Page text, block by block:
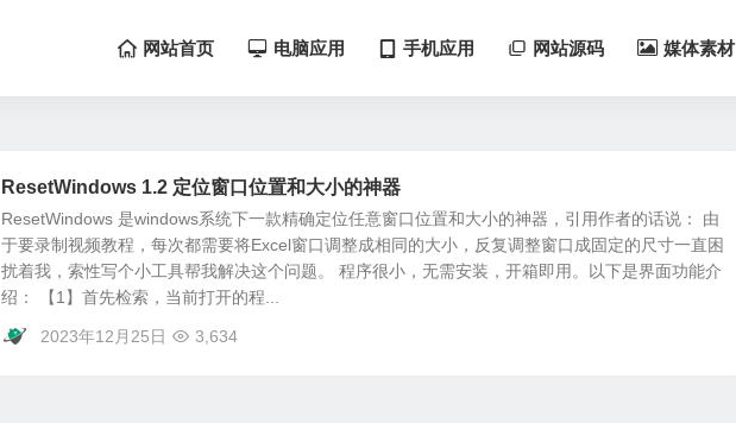
网站首页 电脑应用 手机应用 网站源码 媒体素材
ResetWindows 1.2 定位窗口位置和大小的神器
ResetWindows 是windows系统下一款精确定位任意窗口位置和大小的神器，引用作者的话说： 由
于要录制视频教程，每次都需要将Excel窗口调整成相同的大小，反复调整窗口成固定的尺寸一直困
扰着我，索性写个小工具帮我解决这个问题。 程序很小，无需安装，开箱即用。以下是界面功能介
绍： 【1】首先检索，当前打开的程...
2023年12月25日 3,634